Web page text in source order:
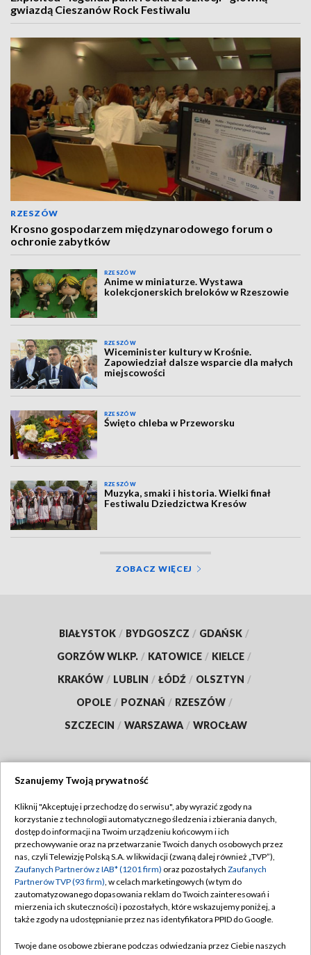
gwiazdą Cieszanów Rock Festiwalu
RZESZÓW
Krosno gospodarzem międzynarodowego forum o
ochronie zabytków
RZESZÓW
Anime w miniaturze. Wystawa
kolekcjonerskich breloków w Rzeszowie
RZESZÓW
Wiceminister kultury w Krośnie.
Zapowiedział dalsze wsparcie dla małych
miejscowości
RZESZÓW
Święto chleba w Przeworsku
RZESZÓW
Muzyka, smaki i historia. Wielki finał
Festiwalu Dziedzictwa Kresów
ZOBACZ WIĘCEJ
BIAŁYSTOK / BYDGOSZCZ / GDAŃSK /
GORZÓW WLKP. / KATOWICE / KIELCE /
KRAKÓW / LUBLIN / ŁÓDŹ / OLSZTYN /
OPOLE / POZNAŃ / RZESZÓW /
SZCZECIN / WARSZAWA / WROCŁAW
TVP
Abonament TVP
Emisja w TVP
Centrum informacji TVP
Naziemna Telewizja Cyfrowa
Regulamin TVP
Polityka prywatności
Moje zgody
Pomoc
Szanujemy Twoją prywatność
Kliknij "Akceptuję i przechodzę do serwisu", aby wyrazić zgody na
korzystanie z technologii automatycznego śledzenia i zbierania danych,
dostęp do informacji na Twoim urządzeniu końcowym i ich
przechowywanie oraz na przetwarzanie Twoich danych osobowych przez
nas, czyli Telewizję Polską S.A. w likwidacji (zwaną dalej również „TVP”),
Zaufanych Partnerów z IAB* (1201 firm) oraz pozostałych Zaufanych
Partnerów TVP (93 firm), w celach marketingowych (w tym do
zautomatyzowanego dopasowania reklam do Twoich zainteresowań i
mierzenia ich skuteczności) i pozostałych, które wskazujemy poniżej, a
także zgody na udostępnianie przez nas identyfikatora PPID do Google.
Twoje dane osobowe zbierane podczas odwiedzania przez Ciebie naszych